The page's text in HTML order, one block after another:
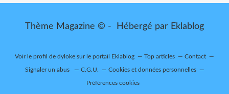
Thème Magazine © - Hébergé par Eklablog
Voir le profil de dyloke sur le portail Eklablog Top articles Contact
Signaler un abus C.G.U. Cookies et données personnelles
Préférences cookies